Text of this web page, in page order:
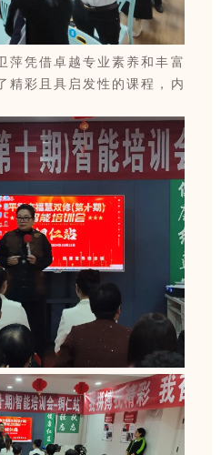
萍凭借卓越专业素养和丰富
精彩且具启发性的课程，内